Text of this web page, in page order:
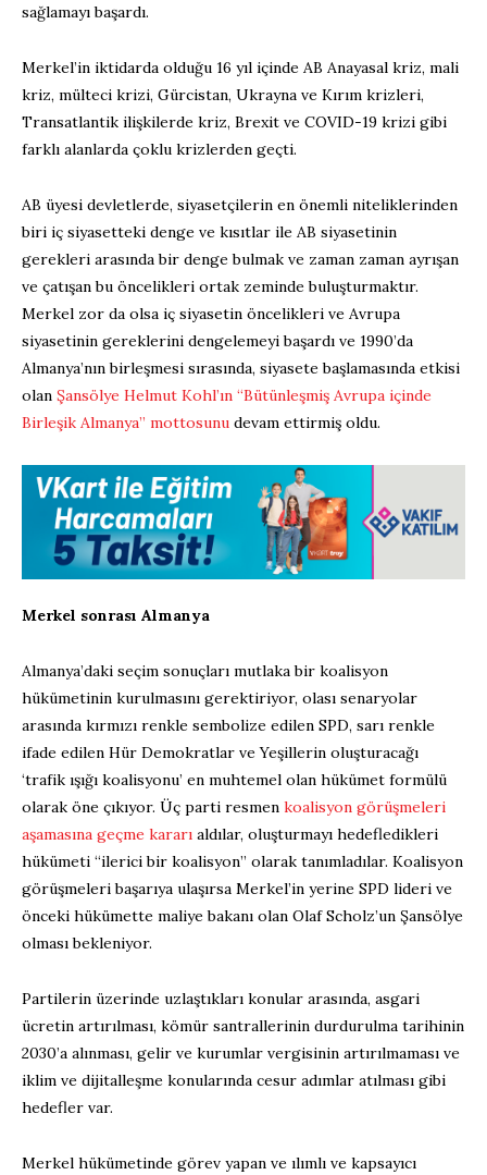
sağlamayı başardı.
Merkel’in iktidarda olduğu 16 yıl içinde AB Anayasal kriz, mali
kriz, mülteci krizi, Gürcistan, Ukrayna ve Kırım krizleri,
Transatlantik ilişkilerde kriz, Brexit ve COVID-19 krizi gibi
farklı alanlarda çoklu krizlerden geçti.
AB üyesi devletlerde, siyasetçilerin en önemli niteliklerinden
biri iç siyasetteki denge ve kısıtlar ile AB siyasetinin
gerekleri arasında bir denge bulmak ve zaman zaman ayrışan
ve çatışan bu öncelikleri ortak zeminde buluşturmaktır.
Merkel zor da olsa iç siyasetin öncelikleri ve Avrupa
siyasetinin gereklerini dengelemeyi başardı ve 1990’da
Almanya’nın birleşmesi sırasında, siyasete başlamasında etkisi
olan Şansölye Helmut Kohl’ın “Bütünleşmiş Avrupa içinde
Birleşik Almanya” mottosunu devam ettirmiş oldu.
Merkel sonrası Almanya
Almanya’daki seçim sonuçları mutlaka bir koalisyon
hükümetinin kurulmasını gerektiriyor, olası senaryolar
arasında kırmızı renkle sembolize edilen SPD, sarı renkle
ifade edilen Hür Demokratlar ve Yeşillerin oluşturacağı
‘trafik ışığı koalisyonu’ en muhtemel olan hükümet formülü
olarak öne çıkıyor. Üç parti resmen koalisyon görüşmeleri
aşamasına geçme kararı aldılar, oluşturmayı hedefledikleri
hükümeti “ilerici bir koalisyon” olarak tanımladılar. Koalisyon
görüşmeleri başarıya ulaşırsa Merkel’in yerine SPD lideri ve
önceki hükümette maliye bakanı olan Olaf Scholz’un Şansölye
olması bekleniyor.
Partilerin üzerinde uzlaştıkları konular arasında, asgari
ücretin artırılması, kömür santrallerinin durdurulma tarihinin
2030’a alınması, gelir ve kurumlar vergisinin artırılmaması ve
iklim ve dijitalleşme konularında cesur adımlar atılması gibi
hedefler var.
Merkel hükümetinde görev yapan ve ılımlı ve kapsayıcı